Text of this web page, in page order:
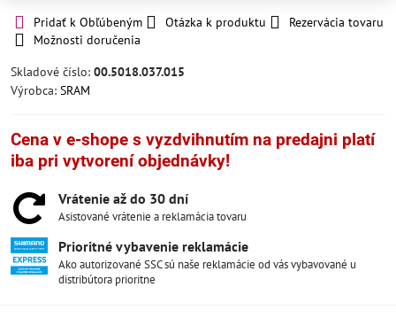
Pridať k Obľúbeným Otázka k produktu
Rezervácia tovaru
Možnosti doručenia
Skladové číslo: 00.5018.037.015
Výrobca: SRAM
Cena v e-shope s vyzdvihnutím na predajni platí
iba pri vytvorení objednávky!
Vrátenie až do 30 dní
Asistované vrátenie a reklamácia tovaru
Prioritné vybavenie reklamácie
Ako autorizované SSC sú naše reklamácie od vás vybavované u
distribútora prioritne